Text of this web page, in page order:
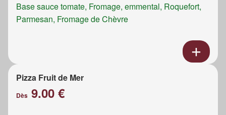
Base sauce tomate, Fromage, emmental, Roquefort,
Parmesan, Fromage de Chèvre
Pizza Fruit de Mer
Dès 9.00 €